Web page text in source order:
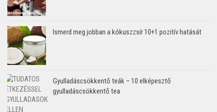
Ismerd meg jobban a kókuszzsír 10+1 pozitív hatását
Gyulladáscsökkentő teák – 10 elképesztő
gyulladáscsökkentő tea